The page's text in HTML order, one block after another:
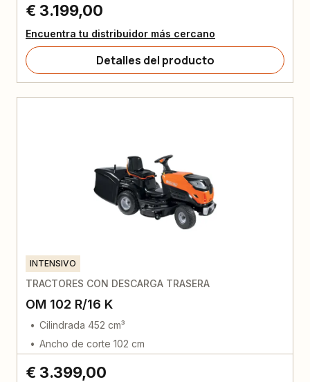
€ 3.199,00
Encuentra tu distribuidor más cercano
Detalles del producto
INTENSIVO
TRACTORES CON DESCARGA TRASERA
OM 102 R/16 K
Cilindrada 452 cm³
Ancho de corte 102 cm
€ 3.399,00